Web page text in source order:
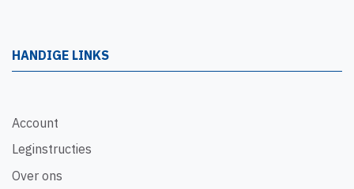
HANDIGE LINKS
Account
Leginstructies
Over ons